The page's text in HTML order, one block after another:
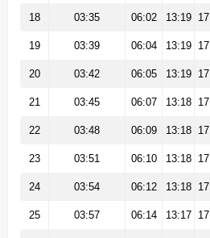
18 03:35 06:02 13:19
19 03:39 06:04 13:19
20 03:42 06:05 13:19
21 03:45 06:07 13:18
22 03:48 06:09 13:18
23 03:51 06:10 13:18
24 03:54 06:12 13:18
25 03:57 06:14 13:17